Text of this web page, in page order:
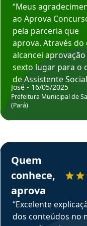
“Meus
ao Aprova
pela parceria que
aprova. Através do
alcancei
sexto lugar para o
de Assistente
Hoje estou atuando
Prefeitura de
José - 16/05/2025
Prefeitura Municipal de
(Pará)
Estudante Elais
Quem
conhece,
aprova
“Excelente
dos conteúdos no